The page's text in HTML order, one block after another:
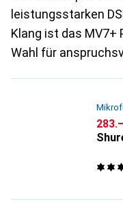
leistungsstarken
Klang ist das
Wahl für
CHF
283.–